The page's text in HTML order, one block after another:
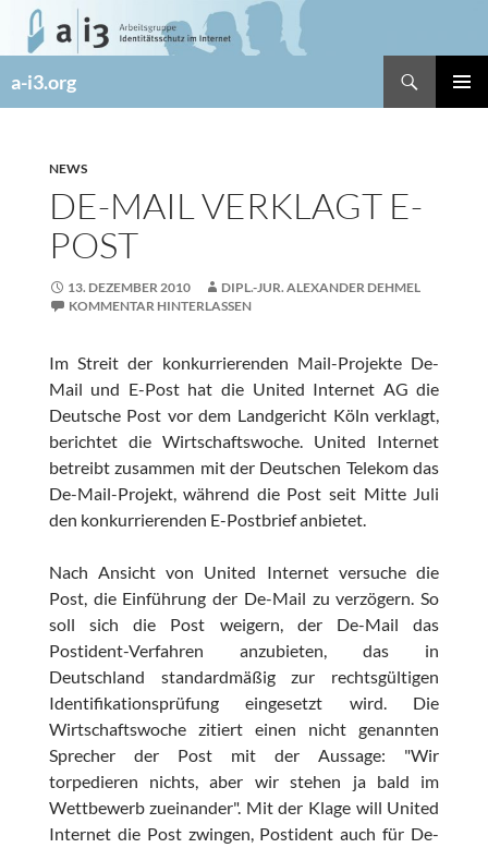
Zum
Inhalt
a-i3.org
NEWS
DE-MAIL VERKLAGT E-
POST
13. DEZEMBER 2010
DIPL.-JUR. ALEXANDER DEHMEL
KOMMENTAR HINTERLASSEN
Im Streit der konkurrierenden Mail-Projekte De-
Mail und E-Post hat die United Internet AG die
Deutsche Post vor dem Landgericht Köln verklagt,
berichtet die Wirtschaftswoche. United Internet
betreibt zusammen mit der Deutschen Telekom das
De-Mail-Projekt, während die Post seit Mitte Juli
den konkurrierenden E-Postbrief anbietet.
Nach Ansicht von United Internet versuche die
Post, die Einführung der De-Mail zu verzögern. So
soll sich die Post weigern, der De-Mail das
Postident-Verfahren anzubieten, das in
Deutschland standardmäßig zur rechtsgültigen
Identifikationsprüfung eingesetzt wird. Die
Wirtschaftswoche zitiert einen nicht genannten
Sprecher der Post mit der Aussage: "Wir
torpedieren nichts, aber wir stehen ja bald im
Wettbewerb zueinander". Mit der Klage will United
Internet die Post zwingen, Postident auch für De-